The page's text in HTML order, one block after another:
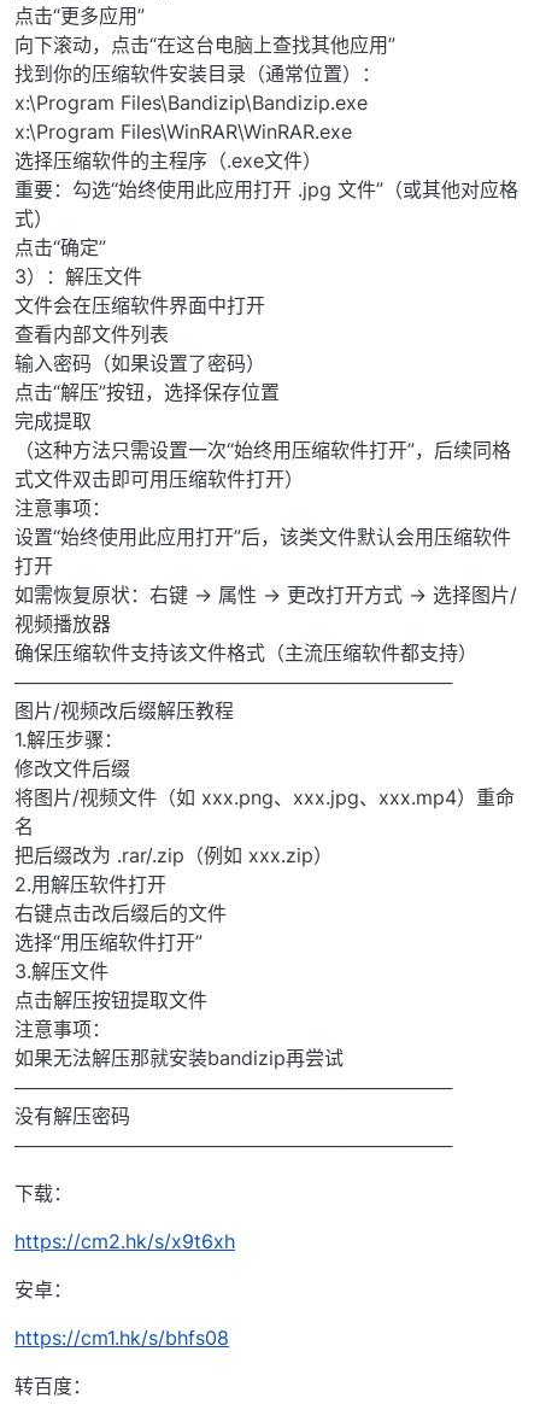
点击“更多应用”
向下滚动，点击“在这台电脑上查找其他应用”
找到你的压缩软件安装目录（通常位置）：
x:\Program Files\Bandizip\Bandizip.exe
x:\Program Files\WinRAR\WinRAR.exe
选择压缩软件的主程序（.exe文件）
重要：勾选“始终使用此应用打开 .jpg 文件”（或其他对应格
式）
点击“确定”
3）：解压文件
文件会在压缩软件界面中打开
查看内部文件列表
输入密码（如果设置了密码）
点击“解压”按钮，选择保存位置
完成提取
（这种方法只需设置一次“始终用压缩软件打开”，后续同格
式文件双击即可用压缩软件打开）
注意事项：
设置“始终使用此应用打开”后，该类文件默认会用压缩软件
打开
如需恢复原状：右键 → 属性 → 更改打开方式 → 选择图片/
视频播放器
确保压缩软件支持该文件格式（主流压缩软件都支持）
─────────────────────────────────
图片/视频改后缀解压教程
1.解压步骤：
修改文件后缀
将图片/视频文件（如 xxx.png、xxx.jpg、xxx.mp4）重命
名
把后缀改为 .rar/.zip（例如 xxx.zip）
2.用解压软件打开
右键点击改后缀后的文件
选择“用压缩软件打开”
3.解压文件
点击解压按钮提取文件
注意事项：
如果无法解压那就安装bandizip再尝试
─────────────────────────────────
没有解压密码
─────────────────────────────────
下载：
https://cm2.hk/s/x9t6xh
安卓：
https://cm1.hk/s/bhfs08
转百度：